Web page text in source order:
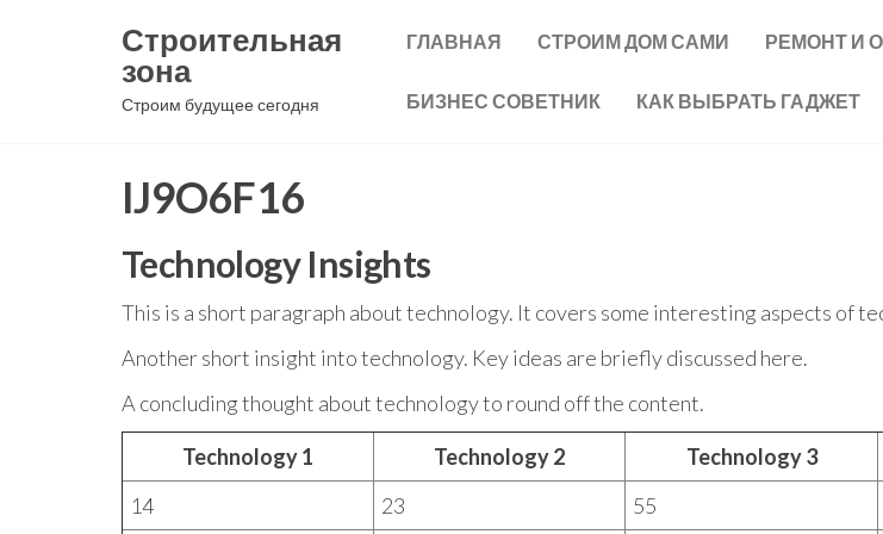
содержимому
Строительная
зона
Строим будущее сегодня
ГЛАВНАЯ СТРОИМ ДОМ САМИ РЕМОНТ И
БИЗНЕС СОВЕТНИК КАК ВЫБРАТЬ ГАДЖЕТ
IJ9O6F16
Technology Insights
This is a short paragraph about technology. It covers some interesting aspects of
Another short insight into technology. Key ideas are briefly discussed here.
A concluding thought about technology to round off the content.
Technology 1 Technology 2 Technology 3
14
23 55